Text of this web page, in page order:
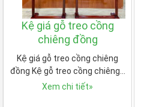
Kệ giá gỗ treo cồng
chiêng đồng
Kệ giá gỗ treo cồng chiêng
đồng Kệ gỗ treo cồng chiêng…
Xem chi tiết»